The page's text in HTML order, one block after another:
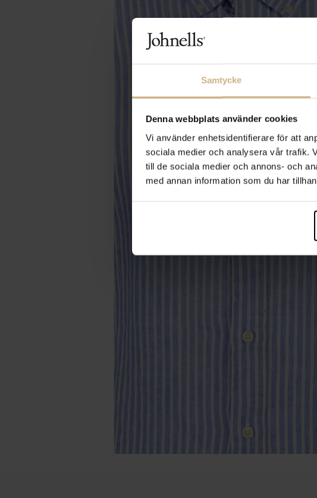
Samtycke
Denna webbplats använder cookies
Vi använder enhetsidentifierare för att
sociala medier och analysera vår trafik.
till de sociala medier och annons- och
med annan information som du har